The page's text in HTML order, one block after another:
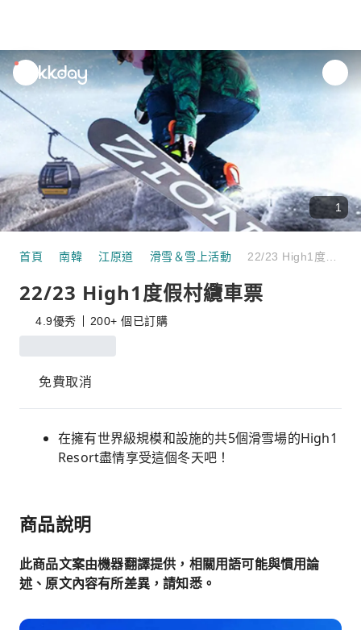
unread
notifications
1
首頁 南韓 江原道 滑雪＆雪上活動
22/23 High1度假村纜車票
4.9優秀 200+ 個已訂購
免費取消
在擁有世界級規模和設施的共5個滑雪場的High1
Resort盡情享受這個冬天吧！
商品說明
此商品文案由機器翻譯提供，相關用語可能與慣用論
述、原文內容有所差異，請知悉。